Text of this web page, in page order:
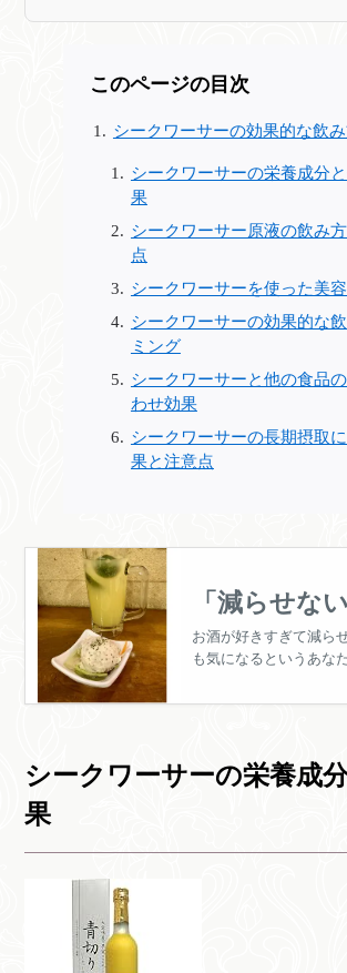
このページの目次
シークワーサーの効果的な飲
シークワーサーの栄養成分
果
シークワーサー原液の飲み
点
シークワーサーを使った美
シークワーサーの効果的な
ミング
シークワーサーと他の食品
わせ効果
シークワーサーの長期摂取
果と注意点
「減らせな
て飲も！」
方、シーク
効果とは
お酒が好きすぎて減ら
も気になるというあな
あなたの体への負担を
シークワーサーの栄養成
果